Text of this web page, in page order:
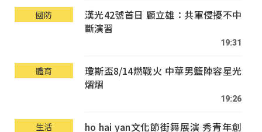
國防
漢光42號首日 顧立雄：共軍侵擾不中
斷演習
19:31
體育
瓊斯盃8/14燃戰火 中華男籃陣容星光
熠熠
19:26
生活 ho hai yan文化節街舞展演 秀青年創